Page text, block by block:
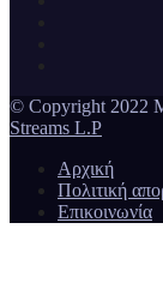
© Copyright 2022
Streams L.P
Αρχική
Πολιτική
Επικοινωνία